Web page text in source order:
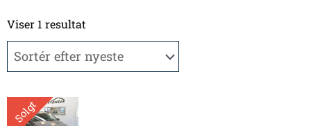
Viser 1 resultat
Solgt